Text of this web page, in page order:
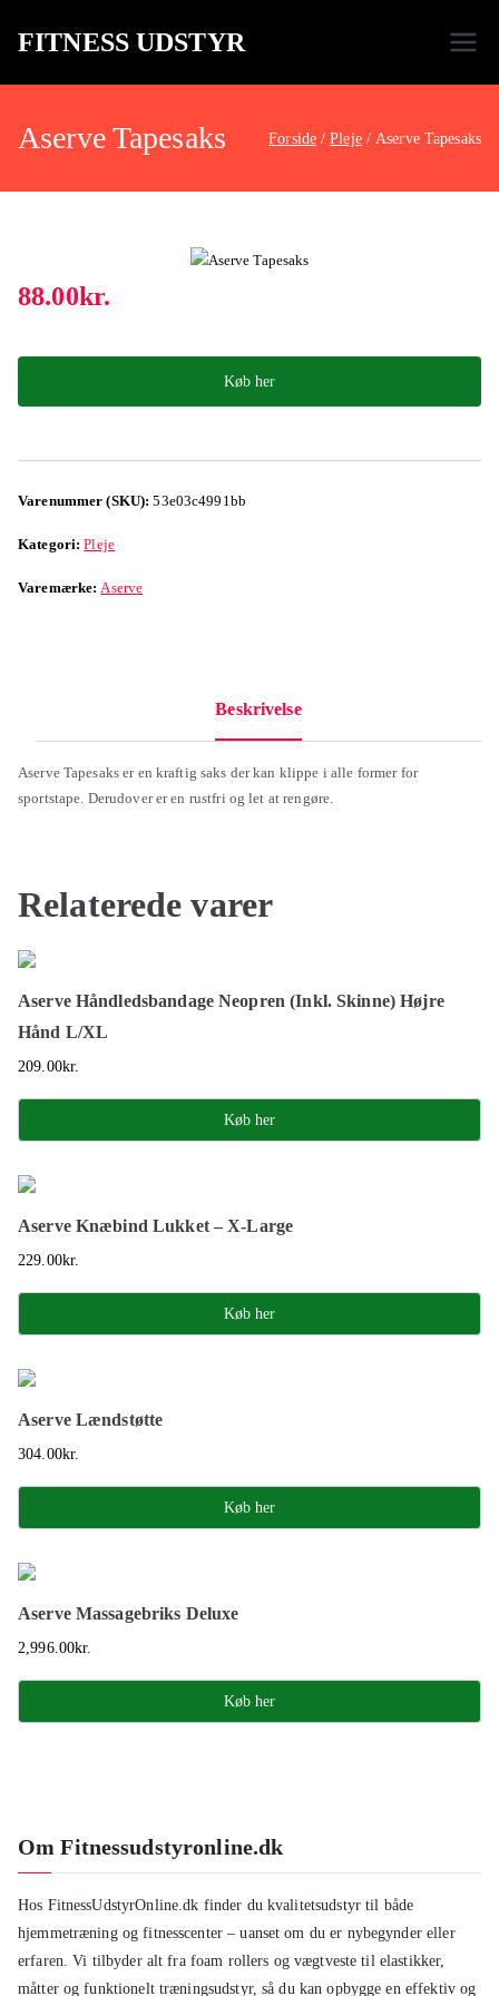
FITNESS UDSTYR
Aserve Tapesaks Forside Pleje Aserve Tapesaks
88.00kr.
Køb her
Varenummer (SKU):53e03c4991bb
Kategori:Pleje
Varemærke: Aserve
Beskrivelse
Aserve Tapesaks er en kraftig saks der kan klippe i alle former for
sportstape. Derudover er en rustfri og let at rengøre.
Relaterede varer
Aserve Håndledsbandage Neopren (Inkl. Skinne) Højre
Hånd L/XL
209.00kr.
Køb her
Aserve Knæbind Lukket – X-Large
229.00kr.
Køb her
Aserve Lændstøtte
304.00kr.
Køb her
Aserve Massagebriks Deluxe
2,996.00kr.
Køb her
Om Fitnessudstyronline.dk
Hos FitnessUdstyrOnline.dk finder du kvalitetsudstyr til både
hjemmetræning og fitnesscenter – uanset om du er nybegynder eller
erfaren. Vi tilbyder alt fra foam rollers og vægtveste til elastikker,
måtter og funktionelt træningsudstyr, så du kan opbygge en effektiv og